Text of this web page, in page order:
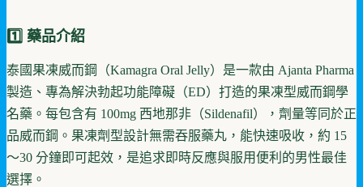
1️⃣ 藥品介紹
泰國果凍威而鋼（Kamagra Oral Jelly）是一款由 Ajanta Pharma
製造、專為解決勃起功能障礙（ED）打造的果凍型威而鋼學
名藥。每包含有 100mg 西地那非（Sildenafil），劑量等同於正
品威而鋼。果凍劑型設計無需吞服藥丸，能快速吸收，約 15
～30 分鐘即可起效，是追求即時反應與服用便利的男性最佳
選擇。